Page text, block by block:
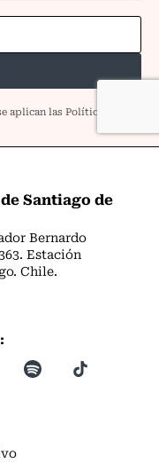
Santiago de
Bernardo
Estación
Chile.